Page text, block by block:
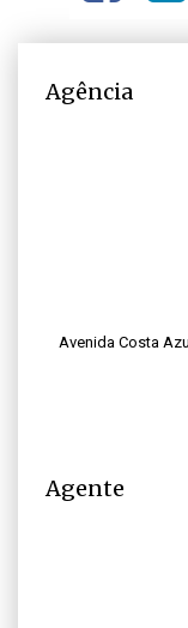
Agência
Avenida Costa
Agente